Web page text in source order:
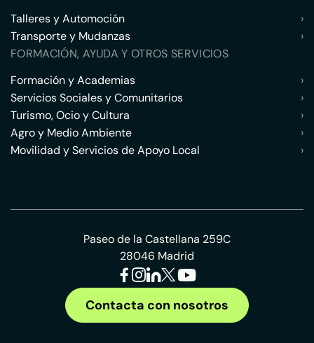
Talleres y Automoción
›
Transporte y Mudanzas
›
FORMACIÓN, AYUDA Y OTROS SERVICIOS
Formación y Academias
›
Servicios Sociales y Comunitarios
›
Turismo, Ocio y Cultura
›
Agro y Medio Ambiente
›
Movilidad y Servicios de Apoyo Local
›
Paseo de la Castellana 259C
28046 Madrid
Contacta con nosotros